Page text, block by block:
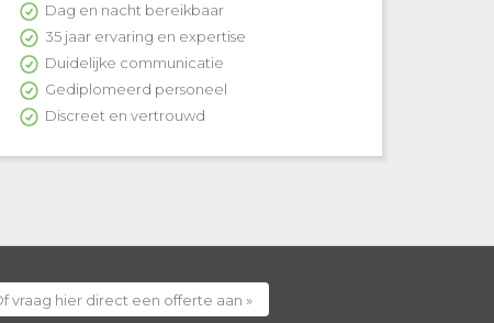
Dag en nacht bereikbaar
35 jaar ervaring en expertise
Duidelijke communicatie
Gediplomeerd personeel
Discreet en vertrouwd
vraag hier direct een offerte aan »